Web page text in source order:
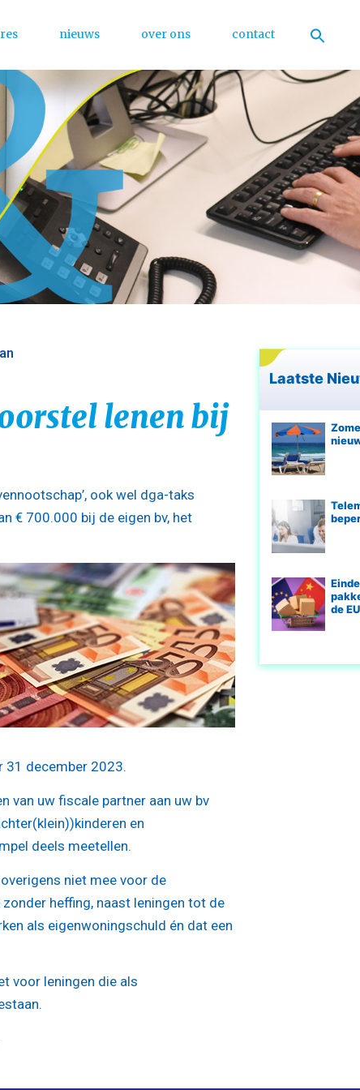
nieuws over ons contact
lenen bij
ook wel dga-taks
€ 700.000 bij de eigen bv, het
31 december 2023.
van uw fiscale partner aan uw bv
en
deels meetellen.
niet mee voor de
heffing, naast leningen tot de
als eigenwoningschuld én dat een
voor leningen die als
Laatste
de EU